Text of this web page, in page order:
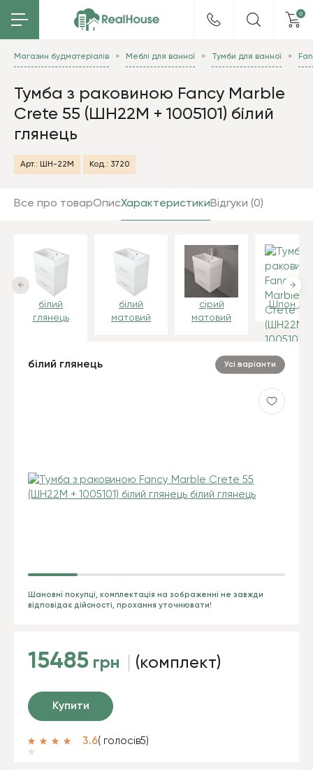
0
Магазин будматеріалів Меблі для ванної Тумби для ванної
Тумба з раковиною Fancy Marble
Crete 55 (ШН22М + 1005101) білий
глянець
Арт.: ШН-22М Код.: 3720
Все про товарОписХарактеристикиВідгуки (0)
Шановні покупці, комплектація на зображенні не завжди
відповідає дійсності, прохання уточнювати!
білий
глянець
білий
матовий
сірий
матовий
Шпон
білий глянець Усі варіанти
15485 грн (комплект)
Купити
3.6( голосів5)